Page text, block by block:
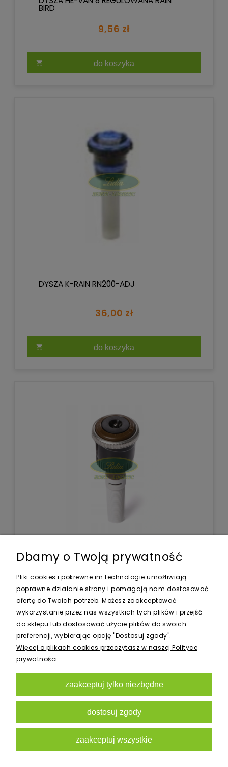
BIRD
9,56 zł
do koszyka
DYSZA K-RAIN RN200-ADJ
36,00 zł
do koszyka
DYSZA MP BOCZNY PROSTOKĄT HUNTER
37,98 zł
do koszyka
Dbamy o Twoją prywatność
Pliki cookies i pokrewne im technologie umożliwiają
poprawne działanie strony i pomagają nam dostosować
ofertę do Twoich potrzeb. Możesz zaakceptować
wykorzystanie przez nas wszystkich tych plików i przejść
do sklepu lub dostosować użycie plików do swoich
preferencji, wybierając opcję "Dostosuj zgody".
Więcej o plikach cookies przeczytasz w naszej Polityce
prywatności.
zaakceptuj tylko niezbędne
dostosuj zgody
zaakceptuj wszystkie